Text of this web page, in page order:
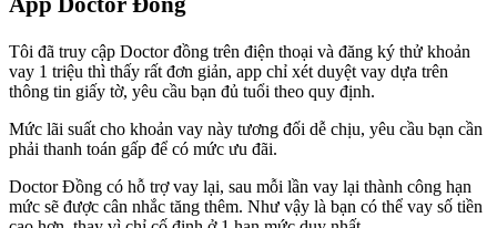
Tôi đã truy cập Doctor đồng trên điện thoại và đăng ký thử khoản
vay 1 triệu thì thấy rất đơn giản, app chỉ xét duyệt vay dựa trên
thông tin giấy tờ, yêu cầu bạn đủ tuổi theo quy định.
Mức lãi suất cho khoản vay này tương đối dễ chịu, yêu cầu bạn cần
phải thanh toán gấp để có mức ưu đãi.
Doctor Đồng có hỗ trợ vay lại, sau mỗi lần vay lại thành công hạn
mức sẽ được cân nhắc tăng thêm. Như vậy là bạn có thể vay số tiền